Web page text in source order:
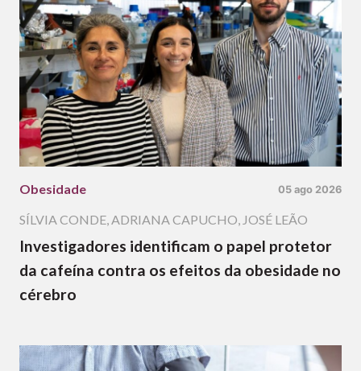
Obesidade 05 ago 2026
SÍLVIA CONDE,ADRIANA CAPUCHO, JOSÉ LEÃO
Investigadores identificam o papel protetor
da cafeína contra os efeitos da obesidade no
cérebro